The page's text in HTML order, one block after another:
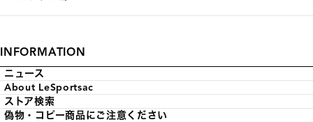
INFORMATION
ニュース
About LeSportsac
ストア検索
偽物・コピー商品にご注意ください